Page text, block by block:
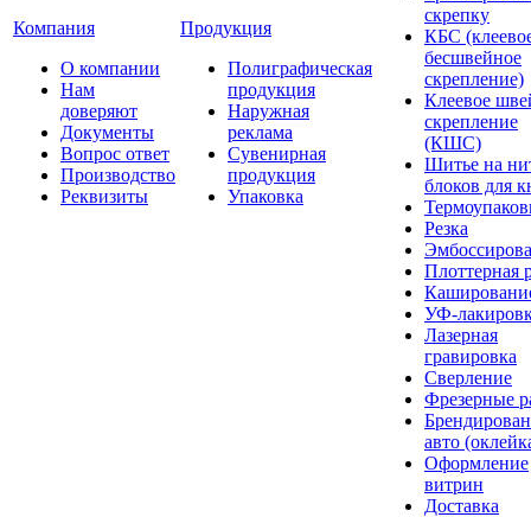
Компания
О компании
Нам
доверяют
Документы
Вопрос ответ
Производство
Реквизиты
Продукция
Полиграфическая
продукция
Наружная
реклама
Сувенирная
продукция
Упаковка
скрепку
КБС
бесшвейное
скрепление)
Клеевое
скрепление
(КШС)
Шитье на
блоков для
Резка
Плоттерная
УФ-
Лазерная
гравировка
Сверление
Фрезерные
авто
Оформление
витрин
Доставка